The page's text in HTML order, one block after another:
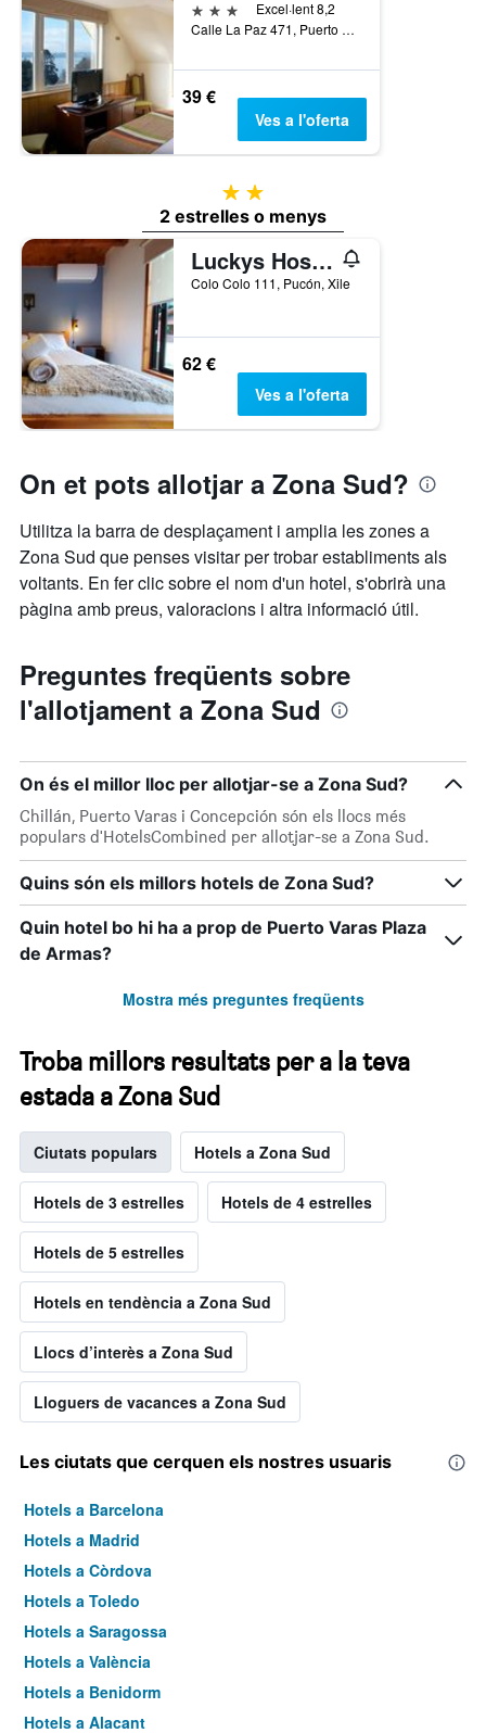
3 estrellesExcel·lent 8,2
Calle La Paz 471, Puerto Varas, Xile
39 €
Ves a l'oferta
2 estrelles
2 estrelles o menys
Luckys Hostel
Colo Colo 111, Pucón, Xile
62 €
Ves a l'oferta
On et pots allotjar a Zona Sud?
Utilitza la barra de desplaçament i amplia les zones a
Zona Sud que penses visitar per trobar establiments als
voltants. En fer clic sobre el nom d'un hotel, s'obrirà una
pàgina amb preus, valoracions i altra informació útil.
Preguntes freqüents sobre
l'allotjament a Zona Sud
On és el millor lloc per allotjar-se a Zona Sud?
Chillán, Puerto Varas i Concepción són els llocs més
populars d'HotelsCombined per allotjar-se a Zona Sud.
Quins són els millors hotels de Zona Sud?
Quin hotel bo hi ha a prop de Puerto Varas Plaza
de Armas?
Mostra més preguntes freqüents
Troba millors resultats per a la teva
estada a Zona Sud
Ciutats populars Hotels a Zona Sud
Hotels de 3 estrelles Hotels de 4 estrelles
Hotels de 5 estrelles
Hotels en tendència a Zona Sud
Llocs d’interès a Zona Sud
Lloguers de vacances a Zona Sud
Les ciutats que cerquen els nostres usuaris
Hotels a Barcelona
Hotels a Madrid
Hotels a Còrdova
Hotels a Toledo
Hotels a Saragossa
Hotels a València
Hotels a Benidorm
Hotels a Alacant